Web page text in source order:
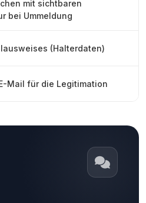
mit sichtbaren
bei Ummeldung
(Halterdaten)
Mail für die Legitimation